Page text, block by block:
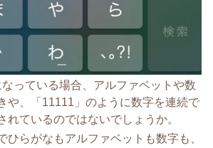
っている場合、アルファベットや数
や、「11111」のように数字を連続で
れているのではないでしょうか。
ひらがなもアルファベットも数字も、